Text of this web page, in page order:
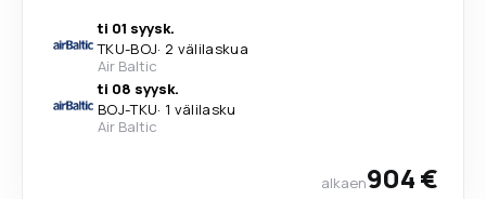
ti 01 syysk.
TKU-BOJ· 2 välilaskua
Air Baltic
ti 08 syysk.
BOJ-TKU· 1 välilasku
Air Baltic
alkaen904 €